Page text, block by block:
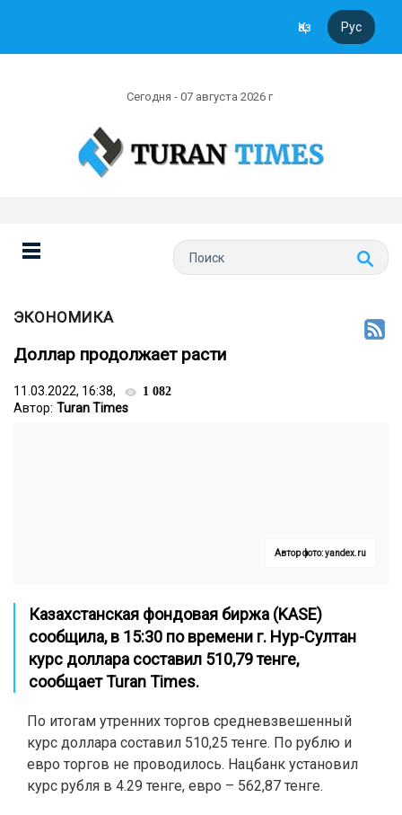
Қаз Рус
Сегодня - 07 августа 2026 г
ЭКОНОМИКА
Доллар продолжает расти
11.03.2022, 16:38, 1 082
Автор: Turan Times
Автор фото: yandex.ru
Казахстанская фондовая биржа (KASE)
сообщила, в 15:30 по времени г. Нур-Султан
курс доллара составил 510,79 тенге,
сообщаетTuran Times.
По итогам утренних торгов средневзвешенный
курс доллара составил 510,25 тенге. По рублю и
евро торгов не проводилось. Нацбанк установил
курс рубля в 4.29 тенге, евро – 562,87 тенге.